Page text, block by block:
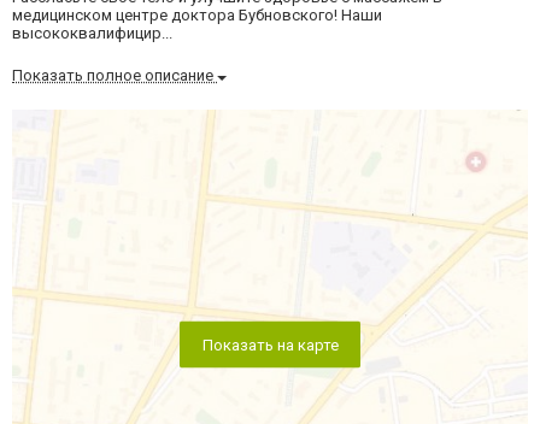
медицинском центре доктора Бубновского! Наши
высококвалифицир...
Показать полное описание
Показать на карте